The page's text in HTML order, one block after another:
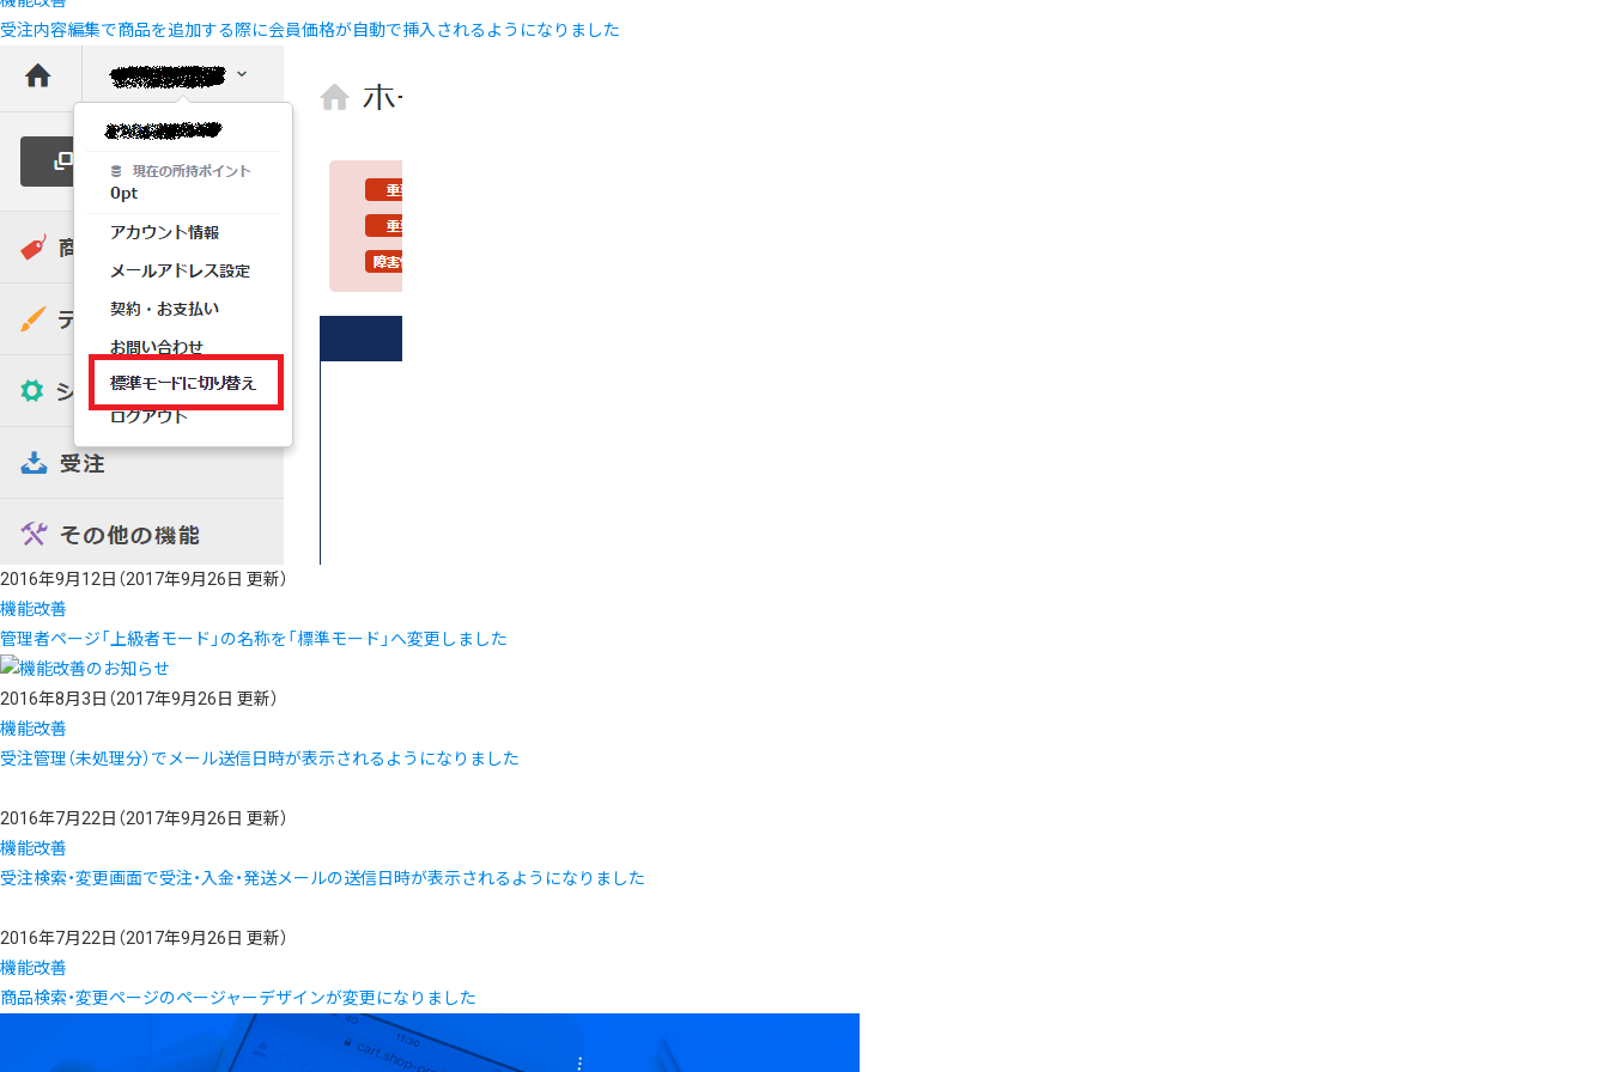
受注内容編集で商品を追加する際に会員価格が自動で挿入されるようになりました
2016年9月12日 （2017年9月26日 更新）
機能改善
管理者ページ「上級者モード」の名称を「標準モード」へ変更しました
2016年8月3日 （2017年9月26日 更新）
機能改善
受注管理（未処理分）でメール送信日時が表示されるようになりました
2016年7月22日 （2017年9月26日 更新）
機能改善
受注検索・変更画面で受注・入金・発送メールの送信日時が表示されるようになりました
2016年7月22日 （2017年9月26日 更新）
機能改善
商品検索・変更ページのページャーデザインが変更になりました